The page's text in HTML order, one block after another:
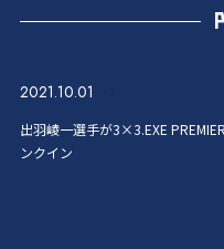
2021.10.01
出羽崚一選手が3×3.EXE
ンクイン